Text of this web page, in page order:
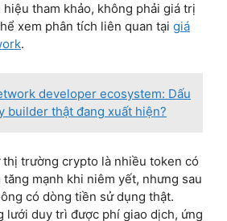
tham khảo, không phải giá trị
xem phân tích liên quan tại giá
.
developer ecosystem: Dấu
builder thật đang xuất hiện?
trường crypto là nhiều token có
mạnh khi niêm yết, nhưng sau
có dòng tiền sử dụng thật.
lưới duy trì được phí giao dịch, ứng